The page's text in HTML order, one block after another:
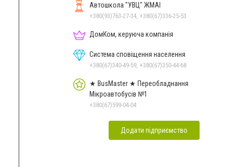
Автошкола "УВЦ" ЖМАІ
+380(93)763-27-34, +380(67)336-25-53
ДомКом, керуюча компанія
Система сповіщення населення
+380(67)340-49-59, +380(67)350-44-68
★ BusMaster ★ Переобладнання
Мікроавтобусів №1
+380(67)599-04-04
Додати підприємство